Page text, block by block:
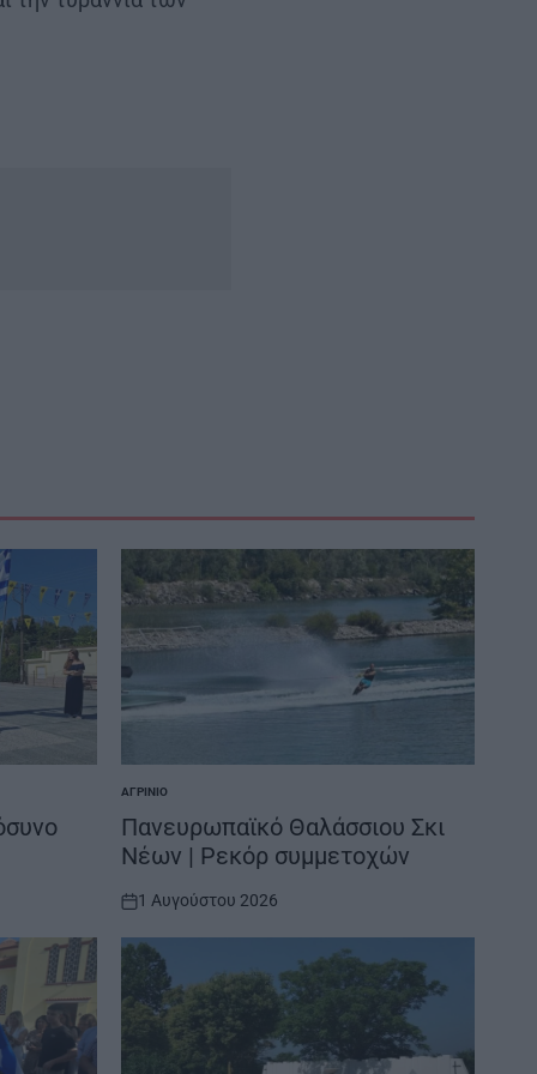
POSTED
IN
ΑΓΡΊΝΙΟ
Πανευρωπαϊκό Θαλάσσιου Σκι
Νέων | Ρεκόρ συμμετοχών
on
1 Αυγούστου 2026